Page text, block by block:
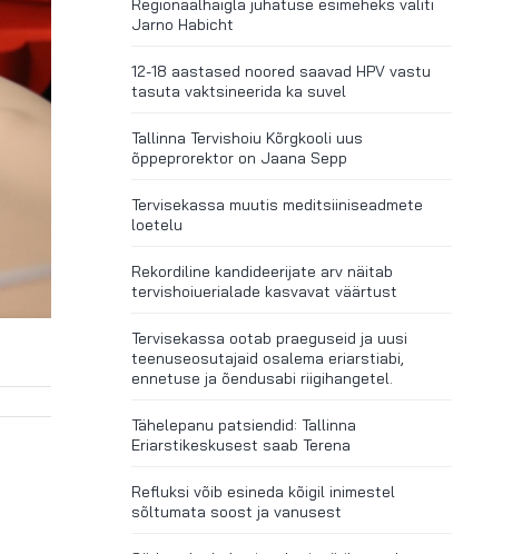
Regionaalhaigla juhatuse esimeheks valiti
Jarno Habicht
12-18 aastased noored saavad HPV vastu
tasuta vaktsineerida ka suvel
Tallinna Tervishoiu Kõrgkooli uus
õppeprorektor on Jaana Sepp
Tervisekassa muutis meditsiiniseadmete
loetelu
Rekordiline kandideerijate arv näitab
tervishoiuerialade kasvavat väärtust
Tervisekassa ootab praeguseid ja uusi
teenuseosutajaid osalema eriarstiabi,
ennetuse ja õendusabi riigihangetel.
Tähelepanu patsiendid: Tallinna
Eriarstikeskusest saab Terena
Refluksi võib esineda kõigil inimestel
sõltumata soost ja vanusest